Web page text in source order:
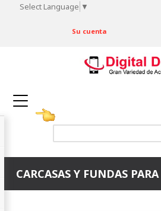
Select Language ▼
Su cuenta
CARCASAS Y FUNDAS PARA